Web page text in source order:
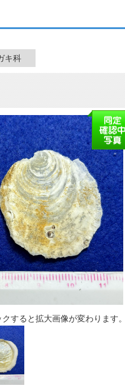
キ科
すると拡大画像が変わります